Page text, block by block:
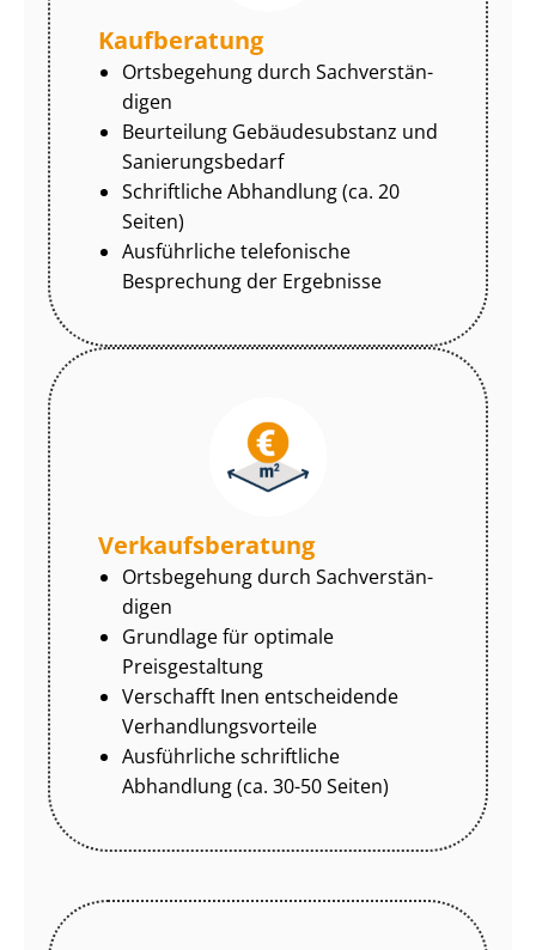
Kaufberatung
Ortsbegehung durch Sach­ver­stän­
di­gen
Beurteilung Gebäudesubstanz und
Sa­nie­rungs­be­darf
Schriftliche Abhandlung (ca. 20
Seiten)
Ausführliche telefonische
Besprechung der Ergebnisse
Ver­kaufs­be­ra­tung
Ortsbegehung durch Sach­ver­stän­
di­gen
Grundlage für optimale
Preisgestaltung
Verschafft Inen entscheidende
Ver­hand­lungs­vor­tei­le
Ausführliche schriftliche
Abhandlung (ca. 30-50 Seiten)